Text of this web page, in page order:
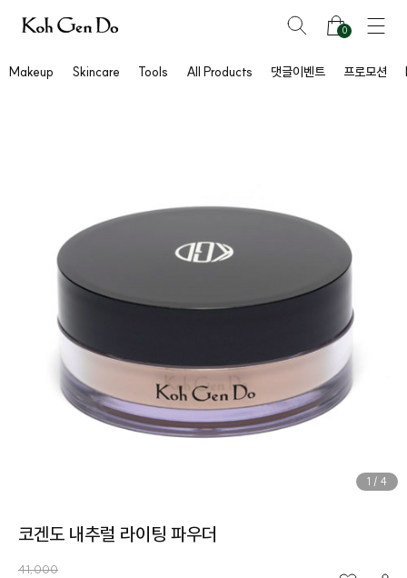
0
Makeup Skincare Tools All Products 댓글이벤트 프로모션
1 / 4
코겐도 내추럴 라이팅 파우더
41,000